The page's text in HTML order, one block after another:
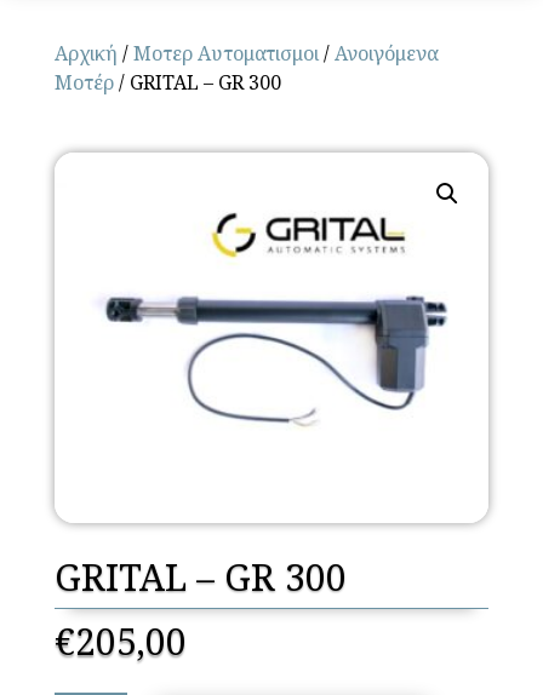
Αρχική /Μοτερ Αυτοματισμοι/Ανοιγόμενα
Μοτέρ/ GRITAL – GR 300
GRITAL – GR 300
€205,00